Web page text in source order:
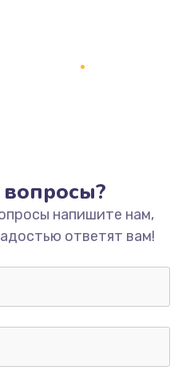
вопросы?
напишите нам,
ответят вам!